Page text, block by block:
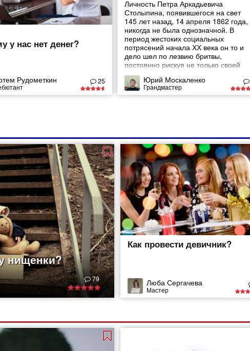
у нас нет денег?
Рудометкин 25
Личность Петра Аркадьевича
Столыпина, появившегося на свет
145 лет назад, 14 апреля 1862 года,
никогда не была однозначной. В
период жестоких социальных
потрясений начала ХХ века он то и
дело шел по лезвию бритвы,
постоянно рискуя не только своей
жизнью, но и теми, кто был ему ближе
всех на свете. Оправдан ли был этот
риск? Кем он был при жизни: злым
демоном Российской империи или
Юрий Москаленко
Грандмастер
нищенки?
79
Как провести девичник?
Люба Сергачева
Мастер